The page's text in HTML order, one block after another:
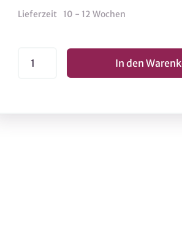
Lieferzeit 10 - 12 Wochen